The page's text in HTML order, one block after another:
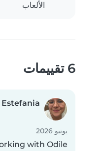
الألعاب
6 تقييمات
Estefania
يونيو 2026
with Odile